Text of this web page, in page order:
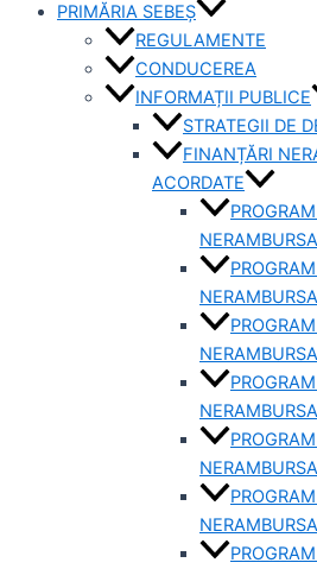
PRIMĂRIA SEBEȘ
REGULAMENTE
CONDUCEREA
INFORMAȚII PUBLICE
STRATEGII DE
FINANȚĂRI
ACORDATE